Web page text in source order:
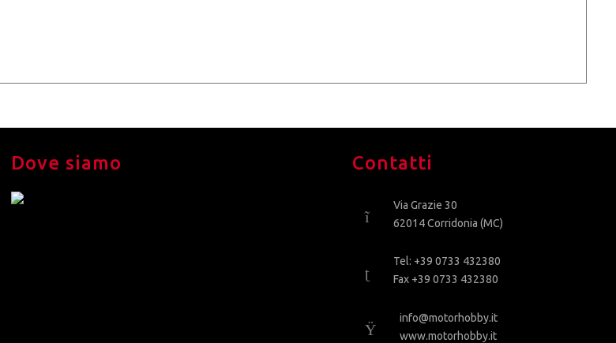
Dove siamo Contatti
Via Grazie 30
62014 Corridonia (MC)
Tel: +39 0733 432380
Fax +39 0733 432380
info@motorhobby.it
www.motorhobby.it